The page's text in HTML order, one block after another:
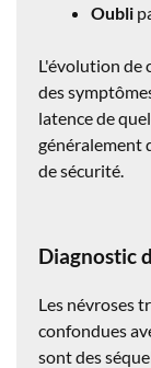
Oubli
L'évolution de
des
latence de
généralement
de sécurité.
Diagnostic
Les névroses
confondues
sont des